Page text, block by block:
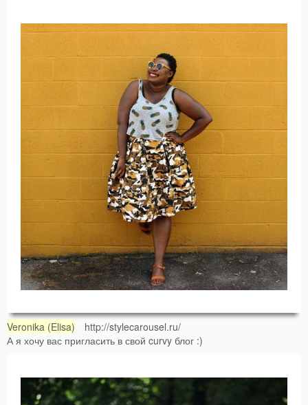
Veronika (Elisa) http://stylecarousel.ru/
А я хочу вас пригласить в свой curvy блог :)